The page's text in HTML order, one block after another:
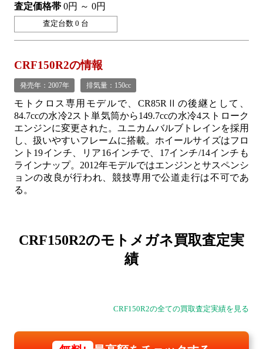
査定価格帯 0円 ～ 0円
査定台数 0 台
CRF150R2の情報
発売年：2007年 排気量：150cc
モトクロス専用モデルで、CR85RⅡの後継として、
84.7ccの水冷2スト単気筒から149.7ccの水冷4ストローク
エンジンに変更された。ユニカムバルブトレインを採用
し、扱いやすいフレームに搭載。ホイールサイズはフロ
ント19インチ、リア16インチで、17インチ/14インチも
ラインナップ。2012年モデルではエンジンとサスペンシ
ョンの改良が行われ、競技専用で公道走行は不可であ
る。
CRF150R2のモトメガネ買取査定実
績
CRF150R2の全ての買取査定実績を見る